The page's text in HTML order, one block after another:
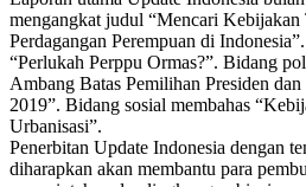
mengangkat judul “Mencari Kebijakan
Perdagangan Perempuan di
“Perlukah Perppu Ormas?”. Bidang
Ambang Batas Pemilihan Presiden
2019”. Bidang sosial membahas
Urbanisasi”.
Penerbitan Update Indonesia dengan
diharapkan akan membantu para